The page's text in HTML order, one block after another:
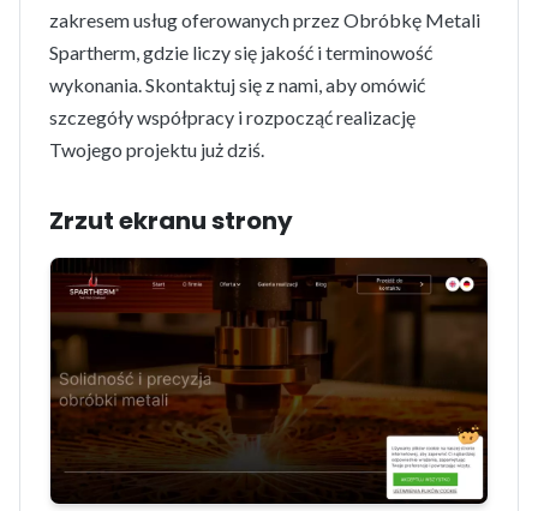
zakresem usług oferowanych przez Obróbkę Metali
Spartherm, gdzie liczy się jakość i terminowość
wykonania. Skontaktuj się z nami, aby omówić
szczegóły współpracy i rozpocząć realizację
Twojego projektu już dziś.
Zrzut ekranu strony